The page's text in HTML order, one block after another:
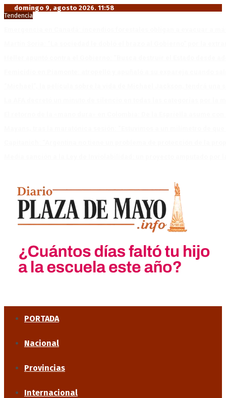
domingo 9, agosto 2026. 11:58
Tendencia
PORTADA
Nacional
Provincias
Internacional